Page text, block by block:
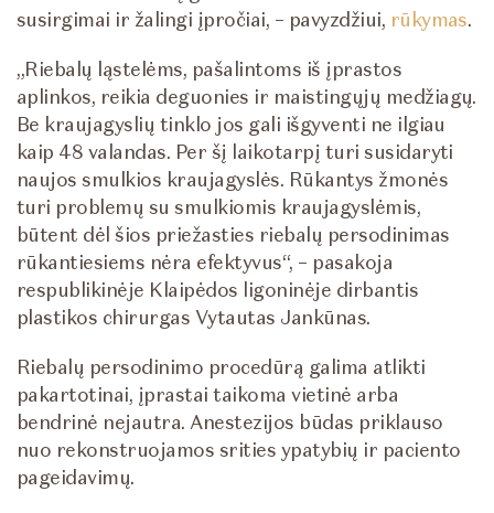
susirgimai ir žalingi įpročiai, – pavyzdžiui, rūkymas.
„Riebalų ląstelėms, pašalintoms iš įprastos
aplinkos, reikia deguonies ir maistingųjų medžiagų.
Be kraujagyslių tinklo jos gali išgyventi ne ilgiau
kaip 48 valandas. Per šį laikotarpį turi susidaryti
naujos smulkios kraujagyslės. Rūkantys žmonės
turi problemų su smulkiomis kraujagyslėmis,
būtent dėl šios priežasties riebalų persodinimas
rūkantiesiems nėra efektyvus“, – pasakoja
respublikinėje Klaipėdos ligoninėje dirbantis
plastikos chirurgas Vytautas Jankūnas.
Riebalų persodinimo procedūrą galima atlikti
pakartotinai, įprastai taikoma vietinė arba
bendrinė nejautra. Anestezijos būdas priklauso
nuo rekonstruojamos srities ypatybių ir paciento
pageidavimų.